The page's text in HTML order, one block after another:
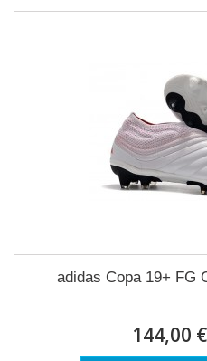
adidas Copa 19+ FG
144,00 €